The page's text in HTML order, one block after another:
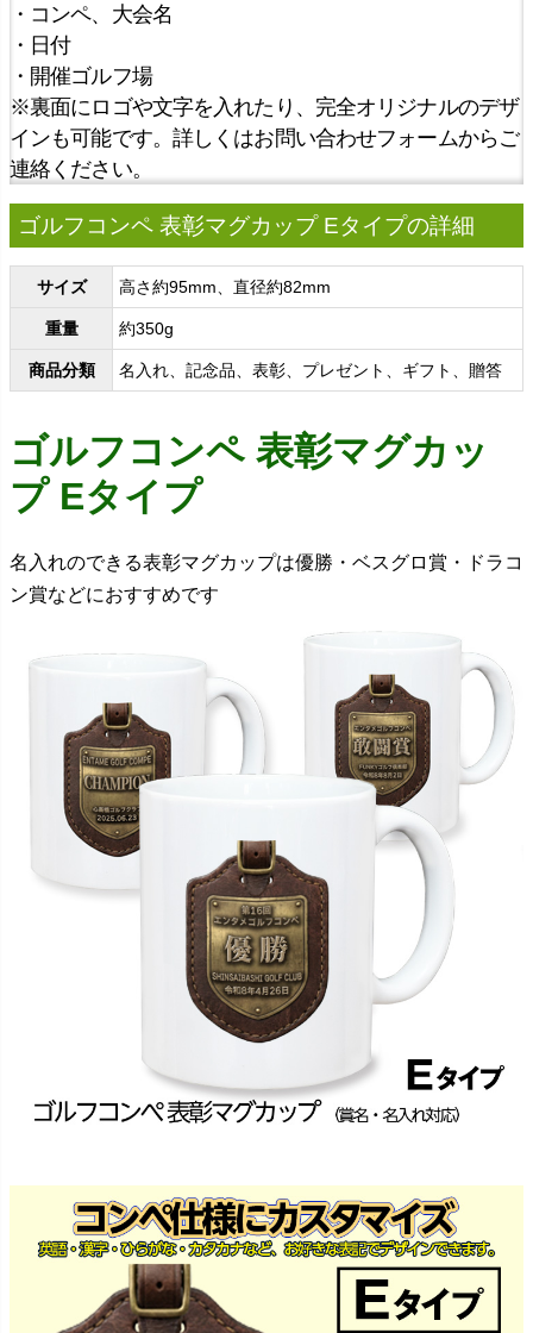
・コンペ、大会名
・日付
・開催ゴルフ場
※裏面にロゴや文字を入れたり、完全オリジナルのデザ
インも可能です。詳しくはお問い合わせフォームからご
連絡ください。
ゴルフコンペ 表彰マグカップ Eタイプの詳細
サイズ 高さ約95mm、直径約82mm
重量 約350g
商品分類 名入れ、記念品、表彰、プレゼント、ギフト、贈答
ゴルフコンペ 表彰マグカッ
プ Eタイプ
名入れのできる表彰マグカップは優勝・ベスグロ賞・ドラコ
ン賞などにおすすめです